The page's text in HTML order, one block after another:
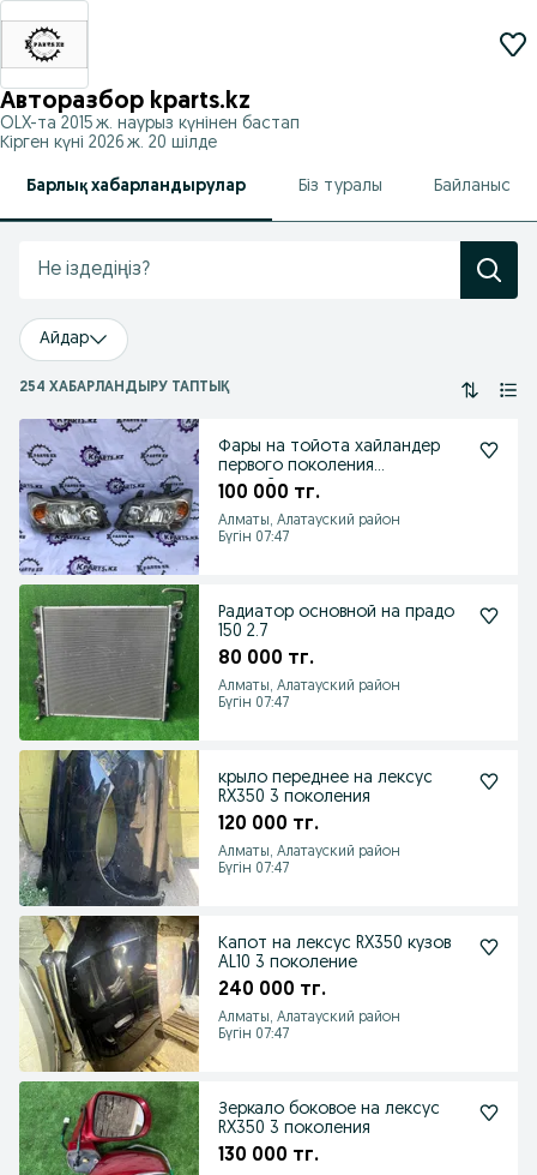
Авторазбор kparts.kz
OLX-та 2015 ж. наурыз күнінен бастап
Кірген күні 2026 ж. 20 шілде
Барлық хабарландырулар Біз туралы Байланыс
Айдар
254 ХАБАРЛАНДЫРУ ТАПТЫҚ
Фары на тойота хайландер
первого поколения
рестайлинг
100 000 тг.
Алматы, Алатауский район
Бүгін 07:47
Радиатор основной на прадо
150 2.7
80 000 тг.
Алматы, Алатауский район
Бүгін 07:47
крыло переднее на лексус
RX350 3 поколения
120 000 тг.
Алматы, Алатауский район
Бүгін 07:47
Капот на лексус RX350 кузов
AL10 3 поколение
240 000 тг.
Алматы, Алатауский район
Бүгін 07:47
Зеркало боковое на лексус
RX350 3 поколения
130 000 тг.